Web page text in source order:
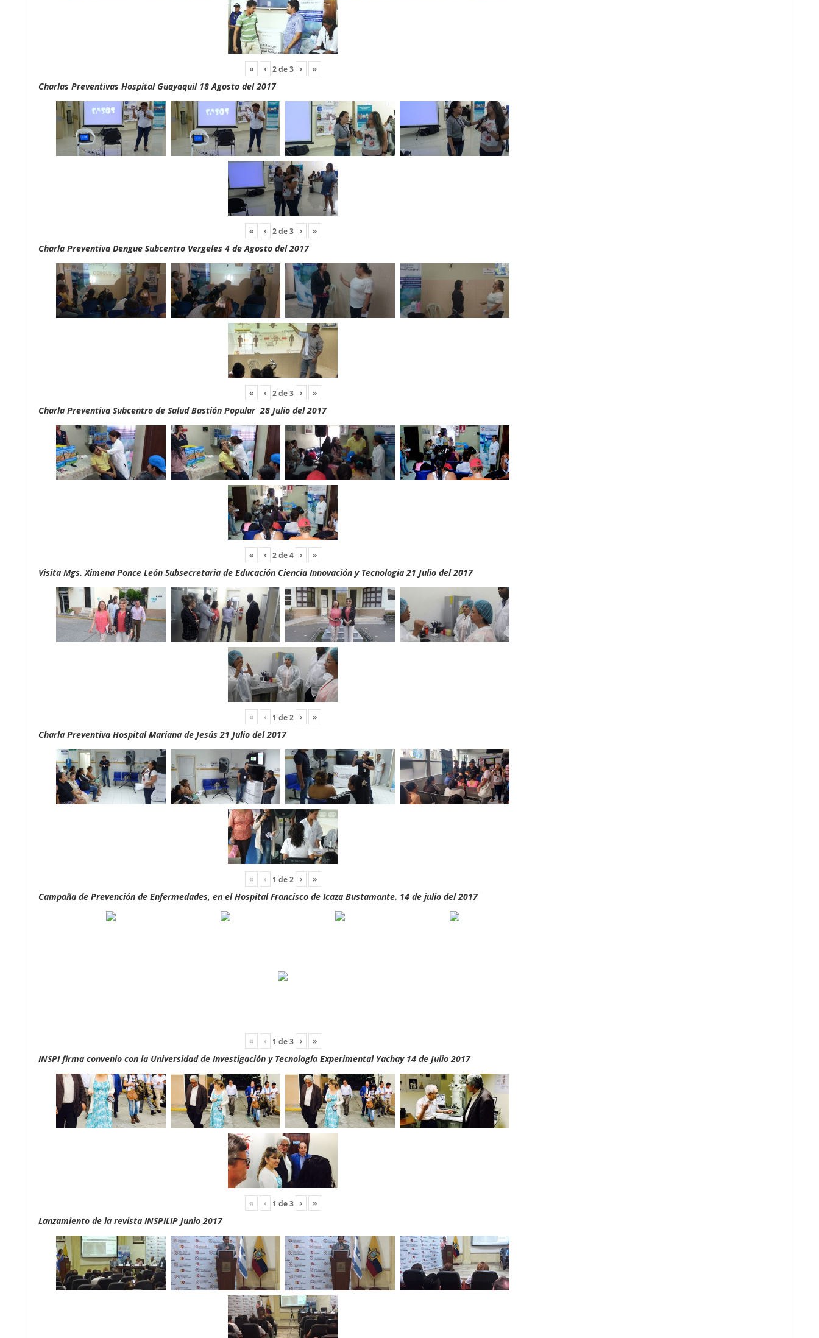
« ‹ 2de3 › »
Charlas Preventivas Hospital Guayaquil 18 Agosto del 2017
« ‹ 2de3 › »
Charla Preventiva Dengue Subcentro Vergeles 4 de Agosto del 2017
« ‹ 2de3 › »
Charla Preventiva Subcentro de Salud Bastión Popular 28 Julio del 2017
« ‹ 2de4 › »
Visita Mgs. Ximena Ponce León Subsecretaria de Educación Ciencia Innovación y Tecnologia 21 Julio del 2017
« ‹ 1 de2 › »
Charla Preventiva Hospital Mariana de Jesús 21 Julio del 2017
« ‹ 1 de2 › »
Campaña de Prevención de Enfermedades, en el Hospital Francisco de Icaza Bustamante. 14 de julio del 2017
« ‹ 1 de3 › »
INSPI firma convenio con la Universidad de Investigación y Tecnología Experimental Yachay 14 de Julio 2017
« ‹ 1 de3 › »
Lanzamiento de la revista INSPILIP Junio 2017